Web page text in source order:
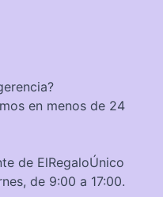
en menos de 24
de ElRegaloÚnico
de 9:00 a 17:00.